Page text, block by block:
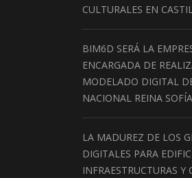
CULTURALES EN
BIM6D SERÁ LA
ENCARGADA DE
MODELADO DIGITAL
NACIONAL REINA SOFÍA
LA MADUREZ DE LOS
DIGITALES PARA
INFRAESTRUCTURAS Y